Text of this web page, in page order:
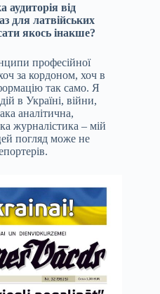
аудиторія від
для латвійських
якось інакше?
професійної
за кордоном, хоч в
так само. Я
в Україні, війни,
аналітична,
журналістика – мій
погляд може не